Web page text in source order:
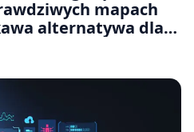
mapach
alternatywa dla